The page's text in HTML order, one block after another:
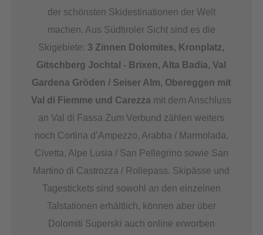
der schönsten Skidestinationen der Welt
machen. Aus Südtiroler Sicht sind es die
Skigebiete: 3 Zinnen Dolomites, Kronplatz,
Gitschberg Jochtal - Brixen, Alta Badia, Val
Gardena Gröden / Seiser Alm, Obereggen mit
Val di Fiemme und Carezza mit dem Anschluss
an Val di Fassa Zum Verbund zählen weiters
noch Cortina d’Ampezzo, Arabba / Marmolada,
Civetta, Alpe Lusia / San Pellegrino sowie San
Martino di Castrozza / Rollepass. Skipässe und
Tagestickets sind sowohl an den einzelnen
Talstationen erhältlich, können aber über
Dolomiti Superski auch online erworben